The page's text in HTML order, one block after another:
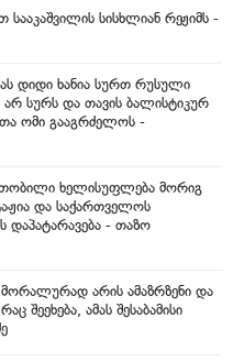
სააკაშვილის სისხლიან რეჟიმს -
დიდი ხანია სურთ რუსული
სურს და თავის ბალისტიკურ
ომი გააგრძელოს -
ხელისუფლება მორიგ
და საქართველოს
დაპატარავება - თაზო
მორალურად არის ამაზრზენი და
შეეხება, ამას შესაბამისი